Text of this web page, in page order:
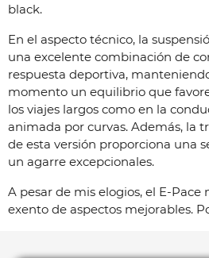
black.
En el aspecto técnico, la
una excelente combinación de
respuesta deportiva,
momento un equilibrio que
los viajes largos como en la
animada por curvas. Además, la
de esta versión proporciona una
un agarre excepcionales.
A pesar de mis elogios, el E-Pace
exento de aspectos mejorables.